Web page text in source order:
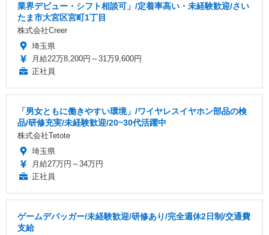
業界デビュー・シフト相談可」/定着率高い・未経験歓迎/さい
たま市大宮区宮町1丁目
株式会社Creer
埼玉県
月給22万8,200円～31万9,600円
正社員
「男女ともに働きやすい環境」/ワイヤレスイヤホン部品の検
品/研修充実/未経験歓迎/20~30代活躍中
株式会社Tetote
埼玉県
月給27万円～34万円
正社員
ゲームデバッガー/未経験歓迎/研修あり/完全週休2日制/交通費
支給